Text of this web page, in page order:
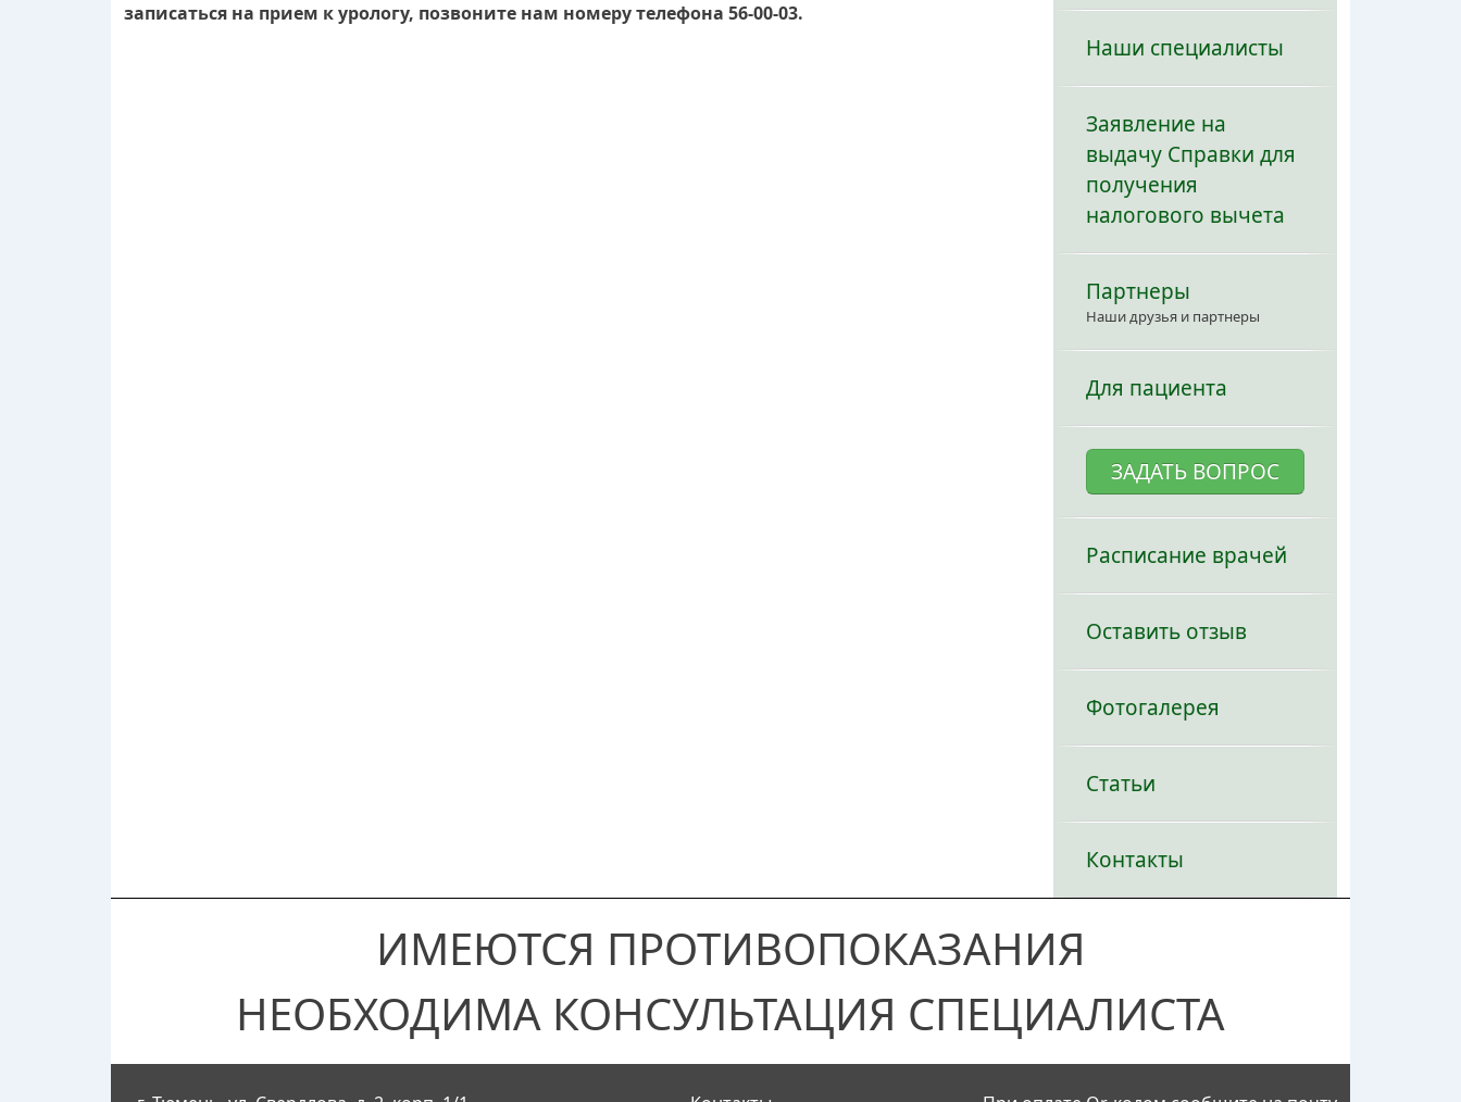
записаться на прием к урологу, позвоните нам номеру телефона 56-00-03.
Наши специалисты
Заявление на
выдачу Справки для
получения
налогового вычета
Партнеры
Наши друзья и партнеры
Для пациента
ЗАДАТЬ ВОПРОС
Расписание врачей
Оставить отзыв
Фотогалерея
Статьи
Контакты
ИМЕЮТСЯ ПРОТИВОПОКАЗАНИЯ
НЕОБХОДИМА КОНСУЛЬТАЦИЯ СПЕЦИАЛИСТА